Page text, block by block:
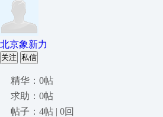
北京象新力
关注 私信
精华：0帖
求助：0帖
帖子：4帖 | 0回